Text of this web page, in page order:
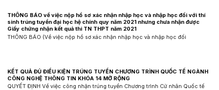
THÔNG BÁO về việc nộp hồ sơ xác nhận nhập học và nhập học đối với thí
sinh trúng tuyển đại học hệ chính quy năm 2021 nhưng chưa nhận được
Giấy chứng nhận kết quả thi TN THPT năm 2021
THÔNG BÁO (Về việc nộp hồ sơ xác nhận nhập học và nhập học đối
KẾT QUẢ ĐỦ ĐIỀU KIỆN TRÚNG TUYỂN CHƯƠNG TRÌNH QUỐC TẾ NGÀNH
CÔNG NGHỆ THÔNG TIN KHÓA 14 MỞ RỘNG
QUYẾT ĐỊNH Về việc công nhận trúng tuyển Chương trình Cử nhân Quốc tế